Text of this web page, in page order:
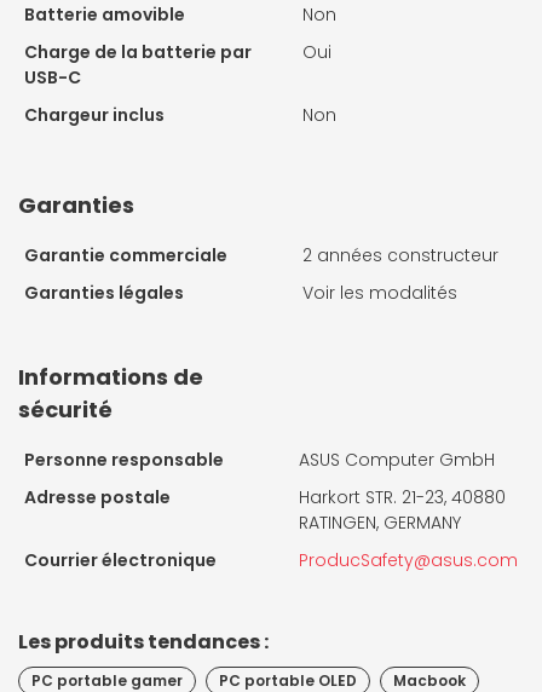
Batterie amovible
Non
Charge de la batterie par
USB-C
Oui
Chargeur inclus Non
Garanties
Garantie commerciale
2 années constructeur
Garanties légales
Voir les modalités
Informations de
sécurité
Personne responsable
ASUS Computer GmbH
Adresse postale
Harkort STR. 21-23, 40880
RATINGEN, GERMANY
Courrier électronique
ProducSafety@asus.com
Les produits tendances :
PC portable gamer PC portable OLED
Macbook